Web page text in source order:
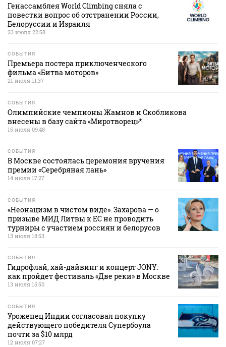
Генассамблея World Climbing сняла с
повестки вопрос об отстранении России,
Белоруссии и Израиля
23 июля 22:58
СОБЫТИЯ
Премьера постера приключенческого
фильма «Битва моторов»
21 июля 11:37
СОБЫТИЯ
Олимпийские чемпионы Жамнов и Скобликова
внесены в базу сайта «Миротворец»*
15 июля 09:48
СОБЫТИЯ
В Москве состоялась церемония вручения
премии «Серебряная лань»
14 июля 17:27
СОБЫТИЯ
«Неонацизм в чистом виде». Захарова — о
призыве МИД Литвы к ЕС не проводить
турниры с участием россиян и белорусов
13 июля 18:53
СОБЫТИЯ
Гидрофлай, хай-дайвинг и концерт JONY:
как пройдет фестиваль «Две реки» в Москве
13 июля 15:50
СОБЫТИЯ
Уроженец Индии согласовал покупку
действующего победителя Супербоула
почти за $10 млрд
12 июля 07:27